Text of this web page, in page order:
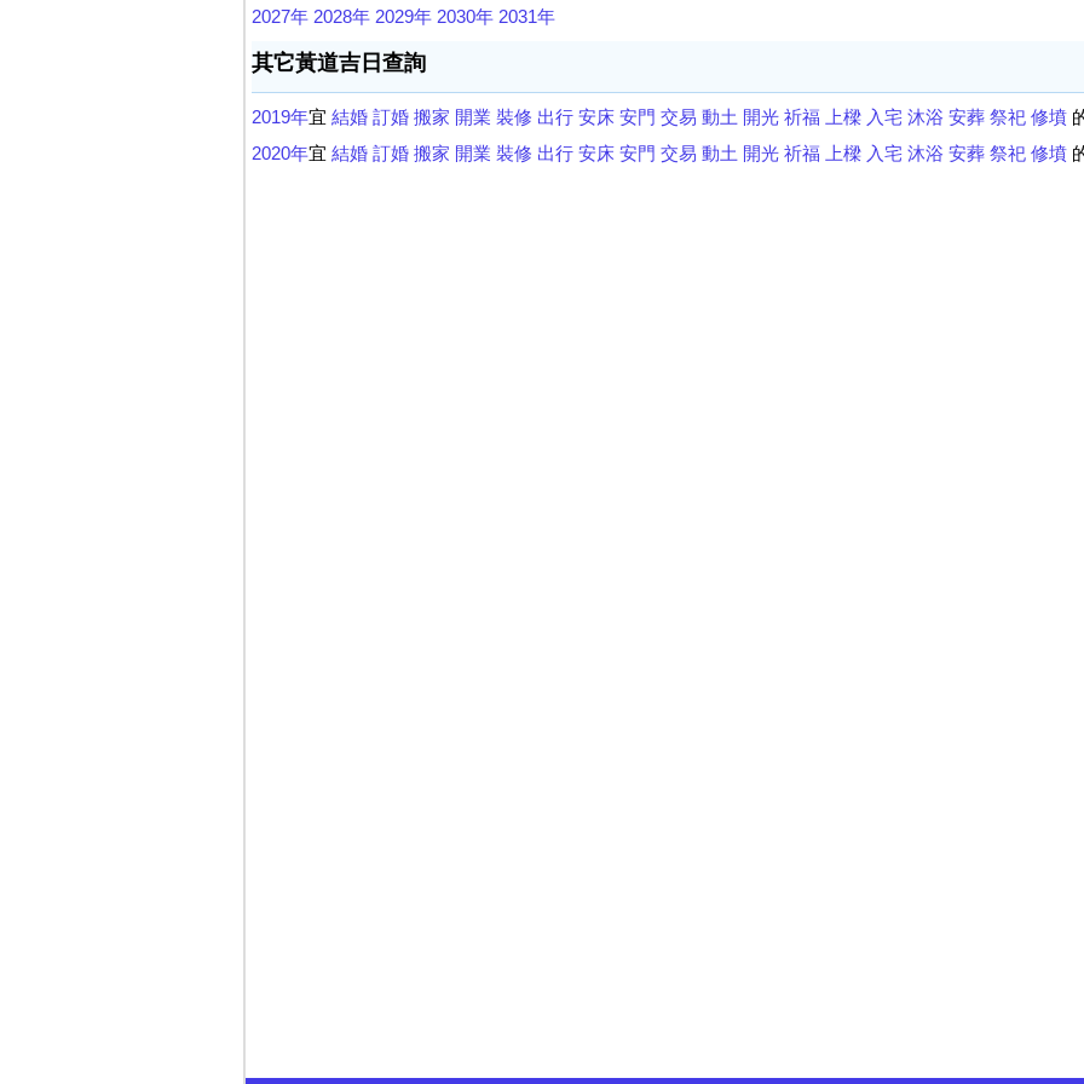
2027年 2028年 2029年 2030年 2031年
其它黃道吉日查詢
2019年宜 結婚 訂婚 搬家 開業 裝修 出行 安床 安門 交易 動土 開光 祈福 上樑 入宅 沐浴 安葬 祭祀 修墳
2020年宜 結婚 訂婚 搬家 開業 裝修 出行 安床 安門 交易 動土 開光 祈福 上樑 入宅 沐浴 安葬 祭祀 修墳